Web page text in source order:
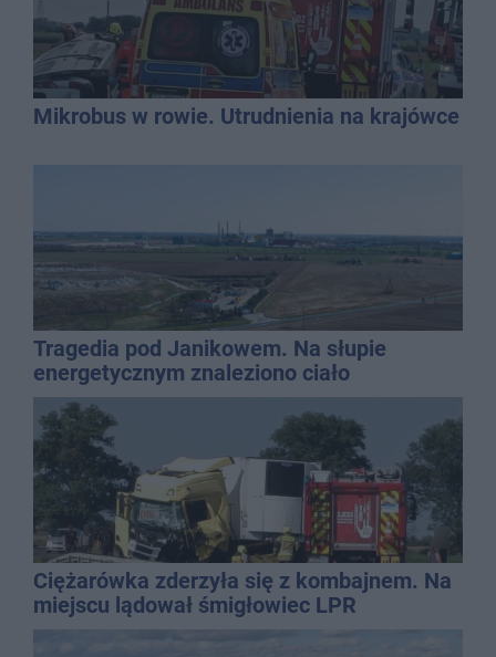
Mikrobus w rowie. Utrudnienia na krajówce
Tragedia pod Janikowem. Na słupie
energetycznym znaleziono ciało
mężczyzny
Ciężarówka zderzyła się z kombajnem. Na
miejscu lądował śmigłowiec LPR